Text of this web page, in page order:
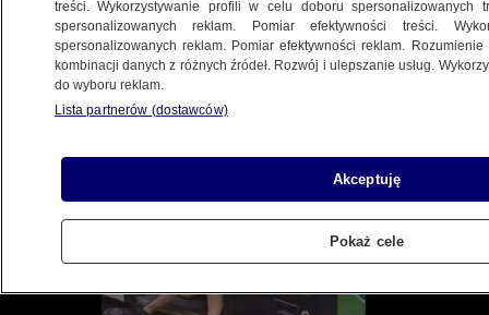
Udostępnij
treści. Wykorzystywanie profili w celu doboru spersonalizowanych
spersonalizowanych reklam. Pomiar efektywności treści.
spersonalizowanych reklam. Pomiar efektywności reklam.
kombinacji danych z różnych źródeł. Rozwój i ulepszanie usług.
do wyboru reklam.
Lista partnerów (dostawców)
Akceptuję
Pokaż cele